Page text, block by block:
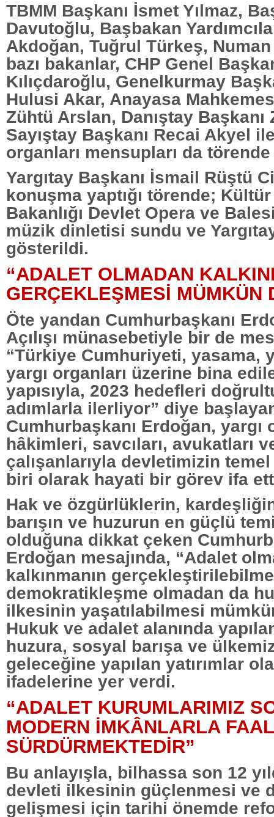
TBMM Başkanı İsmet Yılmaz,
Davutoğlu, Başbakan
Akdoğan, Tuğrul Türkeş,
bazı bakanlar, CHP Genel
Kılıçdaroğlu, Genelkurmay
Hulusi Akar, Anayasa
Zühtü Arslan, Danıştay
Sayıştay Başkanı Recai Akyel
organları mensupları da
Yargıtay Başkanı İsmail Rüştü
konuşma yaptığı törende;
Bakanlığı Devlet Opera ve
müzik dinletisi sundu ve
gösterildi.
“ADALET OLMADAN
GERÇEKLEŞMESİ MÜMKÜN
Öte yandan Cumhurbaşkanı
Açılışı münasebetiyle bir de
“Türkiye Cumhuriyeti, yasama,
yargı organları üzerine bina
yapısıyla, 2023 hedefleri
adımlarla ilerliyor” diye
Cumhurbaşkanı Erdoğan, yargı
hâkimleri, savcıları, avukatları
çalışanlarıyla devletimizin
biri olarak hayati bir görev ifa
Hak ve özgürlüklerin,
barışın ve huzurun en güçlü
olduğuna dikkat çeken
Erdoğan mesajında, “Adalet
kalkınmanın
demokratikleşme olmadan da
ilkesinin yaşatılabilmesi
Hukuk ve adalet alanında
huzura, sosyal barışa ve
geleceğine yapılan yatırımlar
ifadelerine yer verdi.
“ADALET KURUMLARIMIZ
MODERN İMKÂNLARLA
SÜRDÜRMEKTEDİR”
Bu anlayışla, bilhassa son 12
devleti ilkesinin güçlenmesi ve
gelişmesi için tarihi önemde